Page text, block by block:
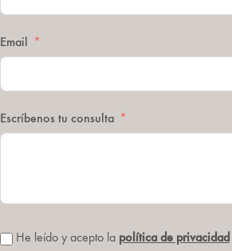
Email
Escríbenos tu consulta
He leído y acepto la política de privacidad